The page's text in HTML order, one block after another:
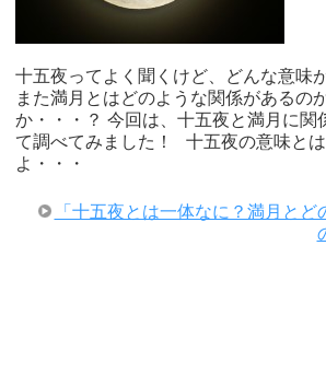
十五夜ってよく聞くけど、どんな意味
また満月とはどのような関係があるの
か・・・？ 今回は、十五夜と満月に関
て調べてみました！ 十五夜の意味と
よ・・・
「十五夜とは一体なに？満月とど